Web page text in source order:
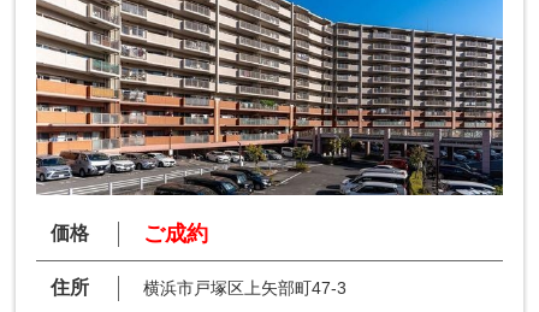
価格 ご成約
住所 横浜市戸塚区上矢部町47-3